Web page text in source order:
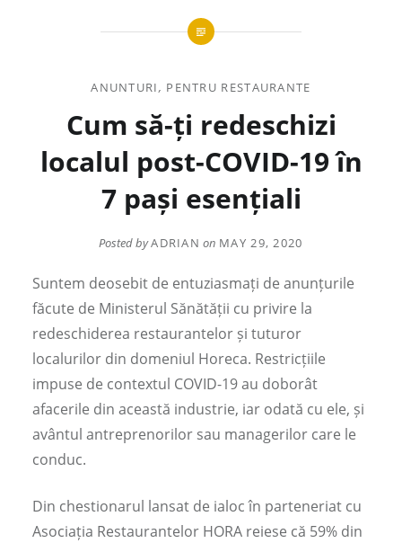
ANUNTURI, PENTRU RESTAURANTE
Cum să-ți redeschizi
localul post-COVID-19 în
7 pași esențiali
Posted byADRIAN on MAY 29, 2020
Suntem deosebit de entuziasmați de anunțurile
făcute de Ministerul Sănătății cu privire la
redeschiderea restaurantelor și tuturor
localurilor din domeniul Horeca. Restricțiile
impuse de contextul COVID-19 au doborât
afacerile din această industrie, iar odată cu ele, și
avântul antreprenorilor sau managerilor care le
conduc.
Din chestionarul lansat de ialoc în parteneriat cu
Asociația Restaurantelor HORA reiese că 59% din